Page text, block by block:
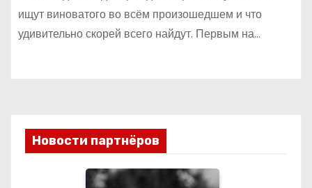
ищут виноватого во всём произошедшем и что
удивительно скорей всего найдут. Первым на…
Новости партнёров